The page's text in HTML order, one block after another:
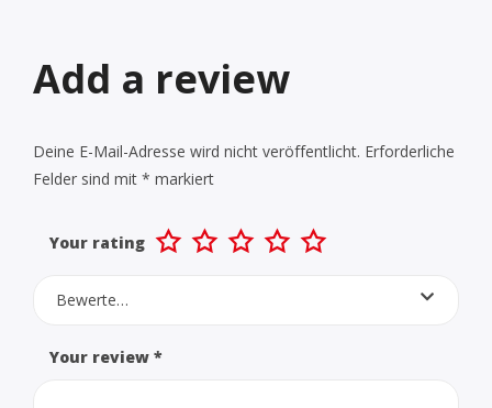
Add a review
Deine E-Mail-Adresse wird nicht veröffentlicht. Erforderliche
Felder sind mit * markiert
Your rating
Bewerte…
Your review *